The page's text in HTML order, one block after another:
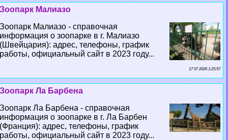
Зоопарк Малиазо
Зоопарк Малиазо - справочная
информация о зоопарке в г. Малиазо
(Швейцария): адрес, телефоны, график
работы, официальный сайт в 2023 году...
17 07 2026 1:25:57
Зоопарк Ла Барбена
Зоопарк Ла Барбена - справочная
информация о зоопарке в г. Ла Барбен
(Франция): адрес, телефоны, график
работы, официальный сайт в 2023 году...